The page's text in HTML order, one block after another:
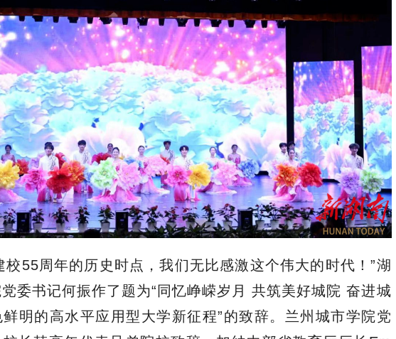
校55周年的历史时点，我们无比感激这个伟大的时代！”湖
委书记何振作了题为“同忆峥嵘岁月 共筑美好城院 奋进城
明的高水平应用型大学新征程”的致辞。兰州城市学院党